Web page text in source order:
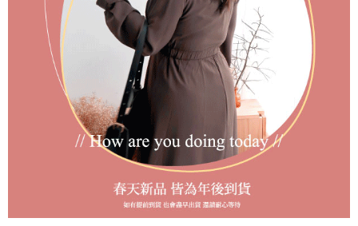
每筆NT$100，滿NT$1,800(含以上)免運費
每筆NT$150，滿NT$1,800(含以上)免運費